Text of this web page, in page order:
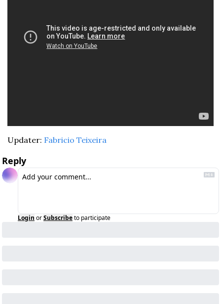
Updater: Fabricio Teixeira
Reply
Login orSubscribeto participate